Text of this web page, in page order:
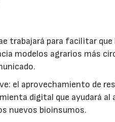
trabajará para facilitar
modelos agrarios más
el aprovechamiento de
digital que ayudará
nuevos bioinsumos.